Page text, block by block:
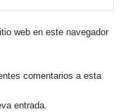
web en este navegador
comentarios a esta
entrada.